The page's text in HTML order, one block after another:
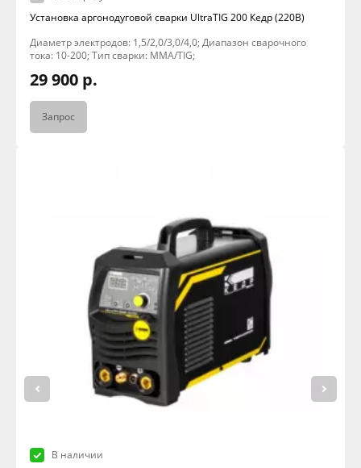
Установка аргонодуговой сварки UltraTIG 200 Кедр (220В)
Диаметр электродов: 1,5/2,0/3,0/4,0; Диапазон сварочного
тока: 10-200; Тип сварки: MMA/TIG;
29 900 р.
Запрос
В наличии